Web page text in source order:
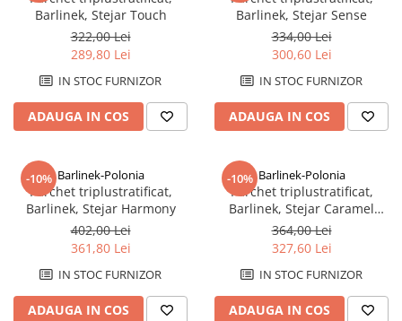
Barlinek, Stejar Touch
322,00 Lei
289,80 Lei
IN STOC FURNIZOR
ADAUGA IN COS
Barlinek, Stejar Sense
334,00 Lei
300,60 Lei
IN STOC FURNIZOR
ADAUGA IN COS
-10% Barlinek-Polonia
Parchet triplustratificat,
Barlinek, Stejar Harmony
402,00 Lei
361,80 Lei
IN STOC FURNIZOR
ADAUGA IN COS
-10% Barlinek-Polonia
Parchet triplustratificat,
Barlinek, Stejar Caramel
Grande
364,00 Lei
327,60 Lei
IN STOC FURNIZOR
ADAUGA IN COS